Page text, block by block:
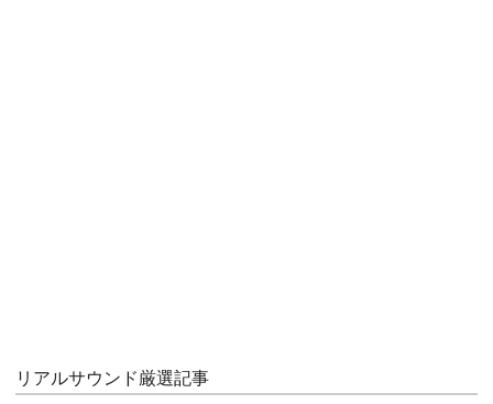
リアルサウンド厳選記事